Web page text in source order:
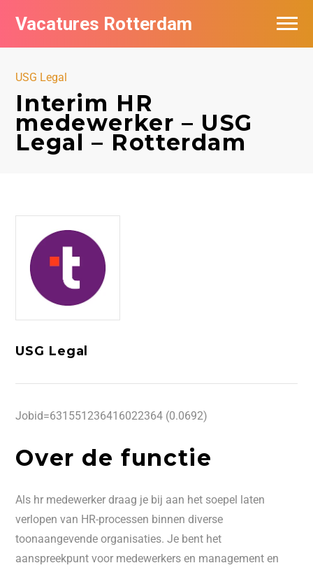
Vacatures Rotterdam
USG Legal
Interim HR
medewerker – USG
Legal – Rotterdam
USG Legal
Jobid=631551236416022364 (0.0692)
Over de functie
Als hr medewerker draag je bij aan het soepel laten
verlopen van HR-processen binnen diverse
toonaangevende organisaties. Je bent het
aanspreekpunt voor medewerkers en management en
Vacatures per bedrijf
De populairste vacatures in Rotterdam
Nieuwsbrief feed